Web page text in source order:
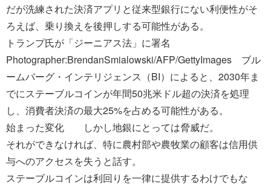
だが洗練された決済アプリと従来型銀行にない利便性がそ
ろえば、乗り換えを後押しする可能性がある。
トランプ氏が「ジーニアス法」に署名
Photographer:BrendanSmialowski/AFP/GettyImages ブル
ームバーグ・インテリジェンス（BI）によると、2030年ま
でにステーブルコインが年間50兆米ドル超の決済を処理
し、消費者決済の最大25%を占める可能性がある。
始まった変化 しかし地銀にとっては脅威だ。
それができなければ、特に農村部や農牧業の顧客は信用供
与へのアクセスを失うと話す。
ステーブルコインは利回りを一律に提供するわけでもな